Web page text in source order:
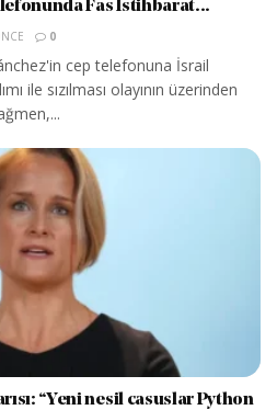
Fas İstihbarat...
0
cep telefonuna İsrail
ile sızılması olayının üzerinden
“Yeni nesil casuslar Python